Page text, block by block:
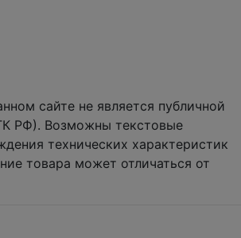
сайте не является публичной
РФ). Возможны текстовые
технических характеристик
товара может отличаться от